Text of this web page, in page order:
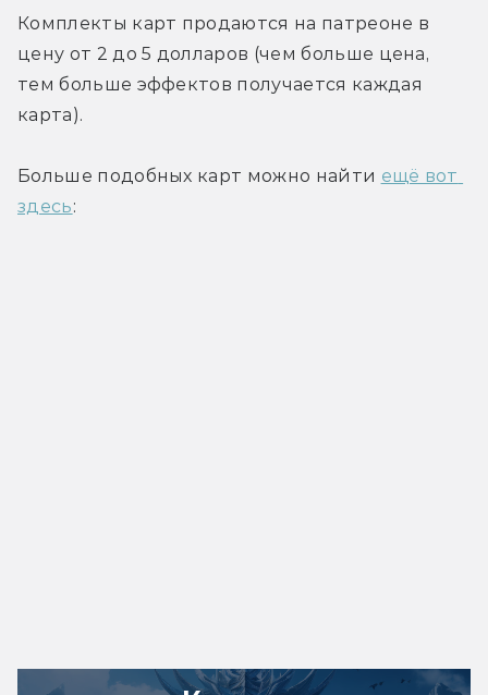
Комплекты карт продаются на патреоне в
цену от 2 до 5 долларов (чем больше цена,
тем больше эффектов получается каждая
карта).
Больше подобных карт можно найти ещё вот
здесь: